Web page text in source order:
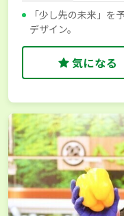
「少し先の未来」を
デザイン。
気になる